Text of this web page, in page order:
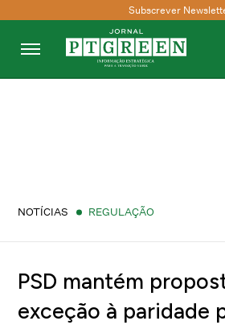
Subscrever
NOTÍCIAS REGULAÇÃO
PSD mantém
exceção à paridade